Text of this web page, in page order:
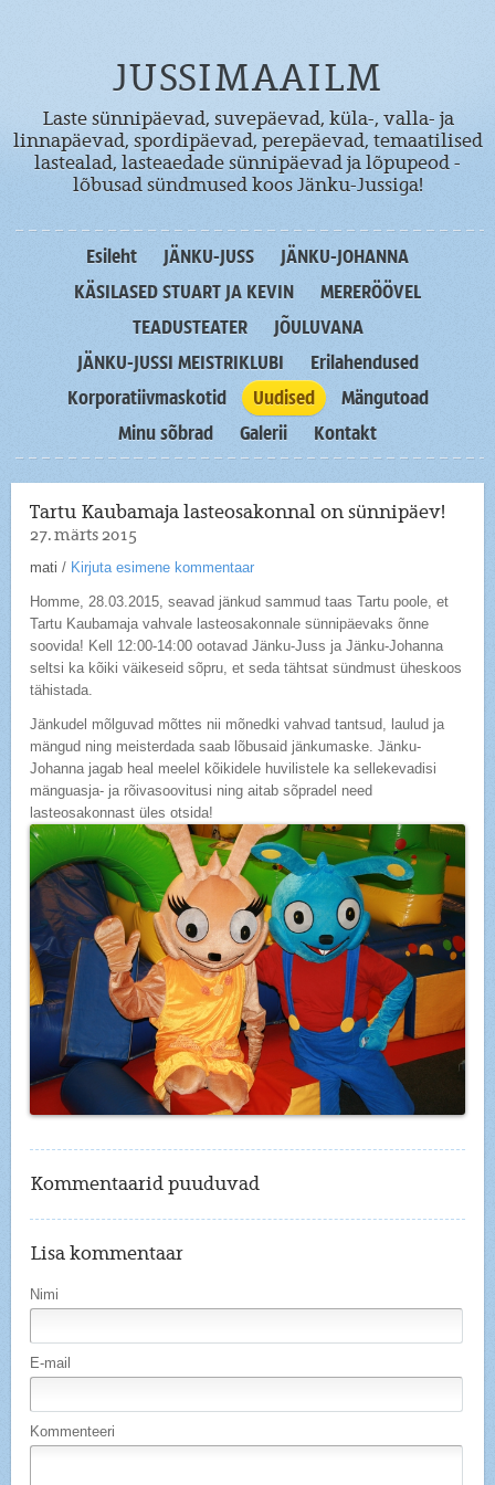
JUSSIMAAILM
Laste sünnipäevad, suvepäevad, küla-, valla- ja
linnapäevad, spordipäevad, perepäevad, temaatilised
lastealad, lasteaedade sünnipäevad ja lõpupeod -
lõbusad sündmused koos Jänku-Jussiga!
Esileht JÄNKU-JUSS
JÄNKU-JOHANNA
KÄSILASED STUART JA KEVIN
MERERÖÖVEL
TEADUSTEATER
JÕULUVANA
JÄNKU-JUSSI MEISTRIKLUBI
Erilahendused
Korporatiivmaskotid
Uudised
Mängutoad
Minu sõbrad
Galerii Kontakt
Tartu Kaubamaja lasteosakonnal on sünnipäev!
27. märts 2015
mati / Kirjuta esimene kommentaar
Homme, 28.03.2015, seavad jänkud sammud taas Tartu poole, et
Tartu Kaubamaja vahvale lasteosakonnale sünnipäevaks õnne
soovida! Kell 12:00-14:00 ootavad Jänku-Juss ja Jänku-Johanna
seltsi ka kõiki väikeseid sõpru, et seda tähtsat sündmust üheskoos
tähistada.
Jänkudel mõlguvad mõttes nii mõnedki vahvad tantsud, laulud ja
mängud ning meisterdada saab lõbusaid jänkumaske. Jänku-
Johanna jagab heal meelel kõikidele huvilistele ka sellekevadisi
mänguasja- ja rõivasoovitusi ning aitab sõpradel need
lasteosakonnast üles otsida!
Kommentaarid puuduvad
Lisa kommentaar
Nimi
E-mail
Kommenteeri